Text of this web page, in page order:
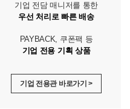
기업 전담 매니저를 통한
우선 처리로 빠른 배송
PAYBACK, 쿠폰팩 등
기업 전용 기획 상품
기업 전용관 바로가기 >